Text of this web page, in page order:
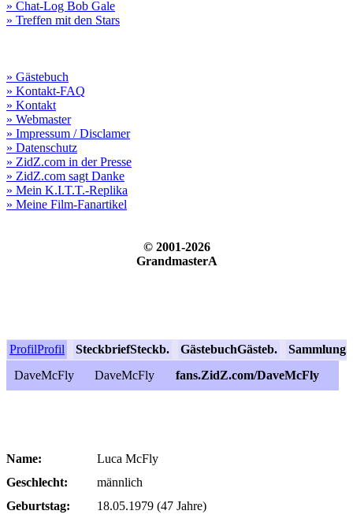
» Chat-Log Bob Gale
» Treffen mit den Stars
» Gästebuch
» Kontakt-FAQ
» Kontakt
» Webmaster
» Impressum / Disclamer
» Datenschutz
» ZidZ.com in der Presse
» ZidZ.com sagt Danke
» Mein K.I.T.T.-Replika
» Meine Film-Fanartikel
© 2001-2026
GrandmasterA
ProfilProfil SteckbriefSteckb. GästebuchGästeb. Sammlung
DaveMcFly
DaveMcFly fans.ZidZ.com/DaveMcFly
Name:
Luca McFly
Geschlecht:
männlich
Geburtstag:
18.05.1979 (47 Jahre)